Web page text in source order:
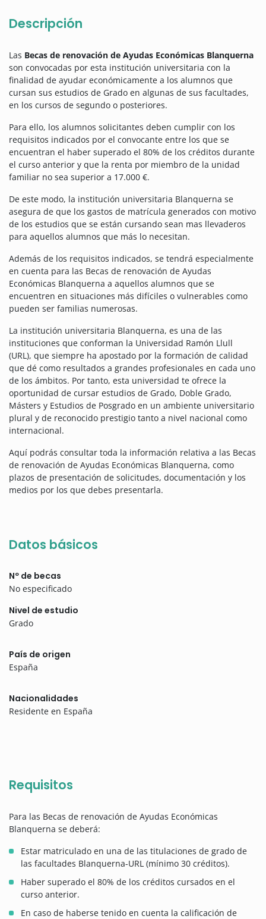
Descripción
Las Becas de renovación de Ayudas Económicas Blanquerna
son convocadas por esta institución universitaria con la
finalidad de ayudar económicamente a los alumnos que
cursan sus estudios de Grado en algunas de sus facultades,
en los cursos de segundo o posteriores.
Para ello, los alumnos solicitantes deben cumplir con los
requisitos indicados por el convocante entre los que se
encuentran el haber superado el 80% de los créditos durante
el curso anterior y que la renta por miembro de la unidad
familiar no sea superior a 17.000 €.
De este modo, la institución universitaria Blanquerna se
asegura de que los gastos de matrícula generados con motivo
de los estudios que se están cursando sean mas llevaderos
para aquellos alumnos que más lo necesitan.
Además de los requisitos indicados, se tendrá especialmente
en cuenta para las Becas de renovación de Ayudas
Económicas Blanquerna a aquellos alumnos que se
encuentren en situaciones más difíciles o vulnerables como
pueden ser familias numerosas.
La institución universitaria Blanquerna, es una de las
instituciones que conforman la Universidad Ramón Llull
(URL), que siempre ha apostado por la formación de calidad
que dé como resultados a grandes profesionales en cada uno
de los ámbitos. Por tanto, esta universidad te ofrece la
oportunidad de cursar estudios de Grado, Doble Grado,
Másters y Estudios de Posgrado en un ambiente universitario
plural y de reconocido prestigio tanto a nivel nacional como
internacional.
Aquí podrás consultar toda la información relativa a las Becas
de renovación de Ayudas Económicas Blanquerna, como
plazos de presentación de solicitudes, documentación y los
medios por los que debes presentarla.
Datos básicos
Nº de becas
No especificado
Nivel de estudio
Grado
País de origen
España
Nacionalidades
Residente en España
Requisitos
Para las Becas de renovación de Ayudas Económicas
Blanquerna se deberá:
Estar matriculado en una de las titulaciones de grado de
las facultades Blanquerna-URL (mínimo 30 créditos).
Haber superado el 80% de los créditos cursados en el
curso anterior.
En caso de haberse tenido en cuenta la calificación de